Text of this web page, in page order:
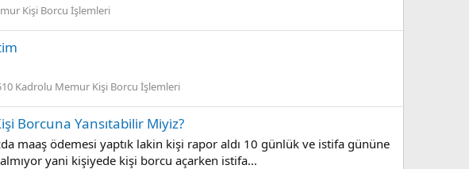
Kişi Borcu İşlemleri
Kadrolu Memur Kişi Borcu İşlemleri
Borcuna Yansıtabi̇li̇r Mi̇yi̇z?
maaş ödemesi yaptık lakin kişi rapor aldı 10 günlük ve istifa gününe
yani kişiyede kişi borcu açarken istifa...